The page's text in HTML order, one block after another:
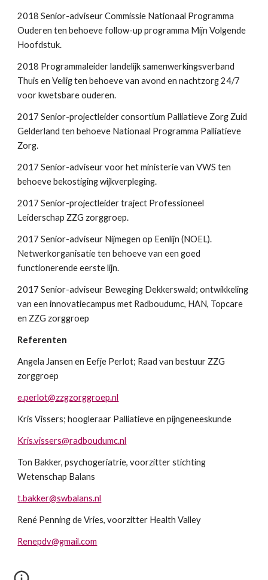
2018 Senior-adviseur Commissie Nationaal Programma
Ouderen ten behoeve follow-up programma Mijn Volgende
Hoofdstuk.
2018 Programmaleider landelijk samenwerkingsverband
Thuis en Veilig ten behoeve van avond en nachtzorg 24/7
voor kwetsbare ouderen.
2017 Senior-projectleider consortium Palliatieve Zorg Zuid
Gelderland ten behoeve Nationaal Programma Palliatieve
Zorg.
2017 Senior-adviseur voor het ministerie van VWS ten
behoeve bekostiging wijkverpleging.
2017 Senior-projectleider traject Professioneel
Leiderschap ZZG zorggroep.
2017 Senior-adviseur Nijmegen op Eenlijn (NOEL).
Netwerkorganisatie ten behoeve van een goed
functionerende eerste lijn.
2017 Senior-adviseur Beweging Dekkerswald; ontwikkeling
van een innovatiecampus met Radboudumc, HAN, Topcare
en ZZG zorggroep
Referenten
Angela Jansen en Eefje Perlot; Raadvan bestuur ZZG
zorggroep
e.perlot@zzgzorggroep.nl
Kris Vissers; hoogleraar Palliatieve en pijngeneeskunde
Kris.vissers@radboudumc.nl
Ton Bakker, psychogeriatrie, voorzitter stichting
Wetenschap Balans
t.bakker@swbalans.nl
René Penning de Vries, voorzitter Health Valley
Renepdv@gmail.com